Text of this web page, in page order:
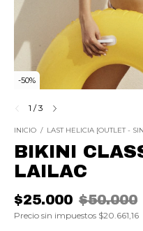
-50%
1 /3
INICIO / LAST HELICIA [OUTLET -
BIKINI
LAILAC
$25.000 $50.000
Precio sin impuestos $20.661,16